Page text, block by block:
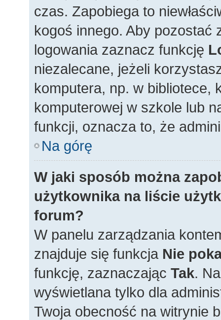
czas. Zapobiega to
kogoś innego. Aby pozostać
logowania zaznacz funkcję
niezalecane, jeżeli
komputera, np. w bibliotece,
komputerowej w szkole lub
funkcji, oznacza to, że
Na górę
W jaki sposób można
użytkownika na liście
forum?
W panelu zarządzania
znajduje się funkcja Nie
funkcję, zaznaczając Tak.
wyświetlana tylko dla
Twoja obecność na witrynie